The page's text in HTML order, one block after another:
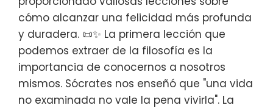
cómo alcanzar una felicidad más profunda
y duradera. 📜✨ La primera lección que
podemos extraer de la filosofía es la
importancia de conocernos a nosotros
mismos. Sócrates nos enseñó que "una vida
no examinada no vale la pena vivirla". La